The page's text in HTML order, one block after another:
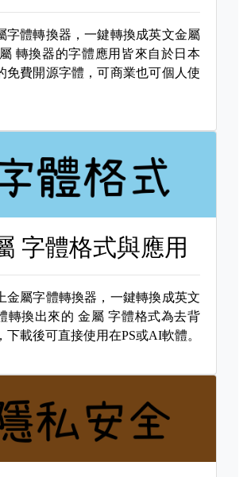
字體轉換器，一鍵轉換成英文金屬
轉換器的字體應用皆來自於日本
免費開源字體，可商業也可個人使
字體格式與應用
金屬字體轉換器，一鍵轉換成英文
轉換出來的金屬 字體格式為去背
下載後可直接使用在PS或AI軟體。